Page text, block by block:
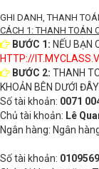
GHI DANH, THANH
CÁCH 1: THANH TOÁN
BƯỚC 1: NẾU BẠN
HTTP://
BƯỚC 2: THANH
KHOẢN BÊN DƯỚI
Số tài khoản: 0071
Chủ tài khoản: Lê
Ngân hàng: Ngân
Số tài khoản: